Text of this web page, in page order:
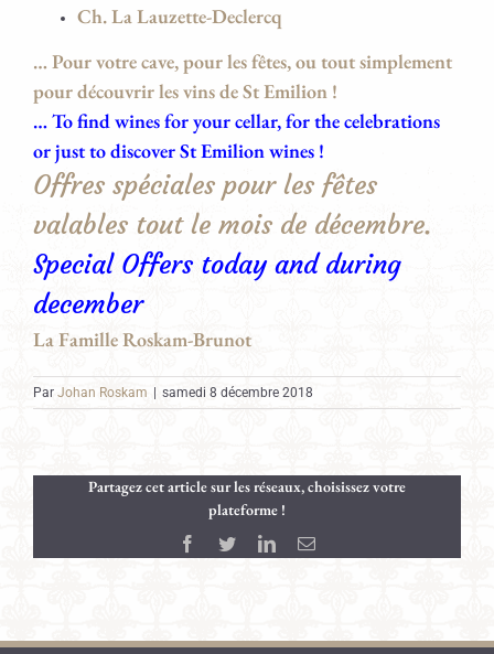
Ch. La Lauzette-Declercq
… Pour votre cave, pour les fêtes, ou tout simplement
pour découvrir les vins de St Emilion !
… To find wines for your cellar, for the celebrations
or just to discover St Emilion wines !
Offres spéciales pour les fêtes
valables tout le mois de décembre.
Special Offers today and during
december
La Famille Roskam-Brunot
Par Johan Roskam samedi 8 décembre 2018
Partagez cet article sur les réseaux, choisissez votre
plateforme !
Facebook
TwitterLinkedInEmail